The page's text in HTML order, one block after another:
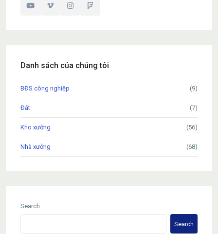
Danh sách của chúng tôi
BĐS công nghiệp (9)
Đất (7)
Kho xưởng (56)
Nhà xưởng (68)
Search
Search